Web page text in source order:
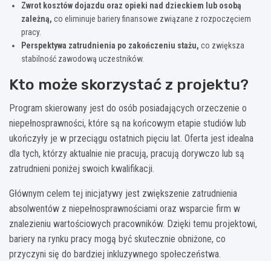
Zwrot kosztów dojazdu oraz opieki nad dzieckiem lub osobą
zależną, co eliminuje bariery finansowe związane z rozpoczęciem
pracy.
Perspektywa zatrudnienia po zakończeniu stażu, co zwiększa
stabilność zawodową uczestników.
Kto może skorzystać z projektu?
Program skierowany jest do osób posiadających orzeczenie o
niepełnosprawności, które są na końcowym etapie studiów lub
ukończyły je w przeciągu ostatnich pięciu lat. Oferta jest idealna
dla tych, którzy aktualnie nie pracują, pracują dorywczo lub są
zatrudnieni poniżej swoich kwalifikacji.
Głównym celem tej inicjatywy jest zwiększenie zatrudnienia
absolwentów z niepełnosprawnościami oraz wsparcie firm w
znalezieniu wartościowych pracowników. Dzięki temu projektowi,
bariery na rynku pracy mogą być skutecznie obniżone, co
przyczyni się do bardziej inkluzywnego społeczeństwa.